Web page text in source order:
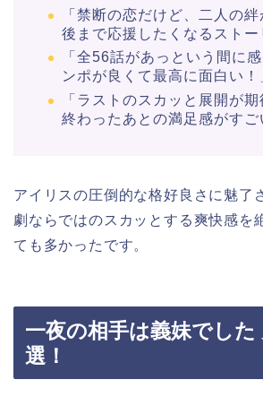
「禁断の恋だけど、二人の
後まで応援したくなるストー
「全56話があっという間に
ンポが良くて最高に面白い！
「ラストのスカッと展開が
終わったあとの満足感がすご
アイリスの圧倒的な格好良さに魅了
劇ならではのスカッとする爽快感を
ても多かったです。
一夜の相手は義妹でした
選！